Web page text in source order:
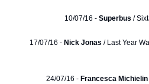
10/07/16 - Superbus /
17/07/16 - Nick Jonas / Last Year
24/07/16 - Francesca Michielin